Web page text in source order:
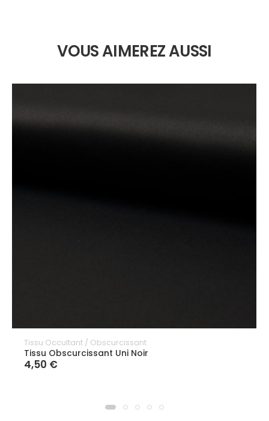
VOUS AIMEREZ AUSSI
Tissu Occultant / Obscurcissant
Tissu Obscurcissant Uni Noir
4,50 €